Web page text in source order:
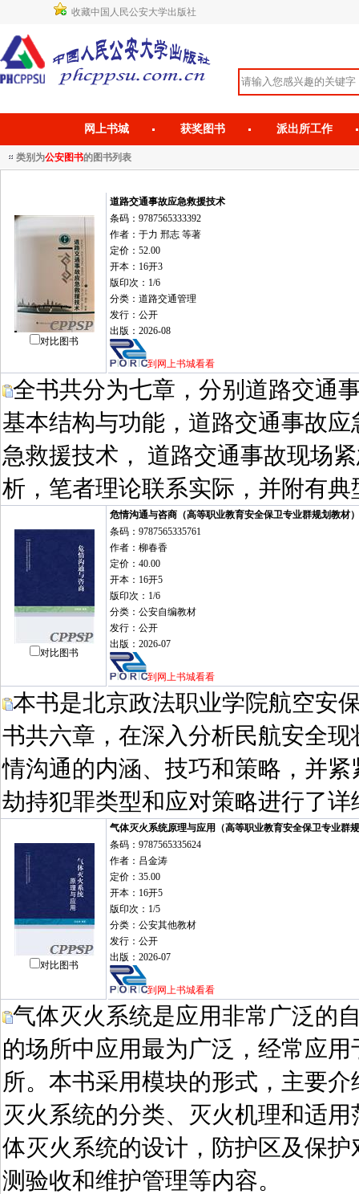
收藏中国人民公安大学出版社
网上书城 获奖图书 派出所工作
类别为公安图书的图书列表
对比图书
道路交通事故应急救援技术
条码：9787565333392
作者：于力 邢志 等著
定价：52.00
开本：16开3
版印次：1/6
分类：道路交通管理
发行：公开
出版：2026-08
到网上书城看看
全书共分为七章，分别道路交通
基本结构与功能，道路交通事故
急救援技术， 道路交通事故现场
析，笔者理论联系实际，并附有
对比图书
危情沟通与咨商（高等职业教育安全保卫专业群规划教材）
条码：9787565335761
作者：柳春香
定价：40.00
开本：16开5
版印次：1/6
分类：公安自编教材
发行：公开
出版：2026-07
到网上书城看看
本书是北京政法职业学院航空安
书共六章，在深入分析民航安全
情沟通的内涵、技巧和策略，并
劫持犯罪类型和应对策略进行了
对比图书
气体灭火系统原理与应用（高等职业教育安全保卫专业群
条码：9787565335624
作者：吕金涛
定价：35.00
开本：16开5
版印次：1/5
分类：公安其他教材
发行：公开
出版：2026-07
到网上书城看看
气体灭火系统是应用非常广泛的
的场所中应用最为广泛，经常应
所。本书采用模块的形式，主要
灭火系统的分类、灭火机理和适
体灭火系统的设计，防护区及保
测验收和维护管理等内容。